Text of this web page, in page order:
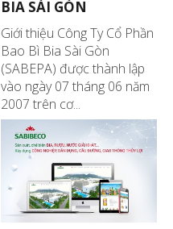
BIA SÀI GÒN
Giới thiệu Công Ty Cổ Phần
Bao Bì Bia Sài Gòn
(SABEPA) được thành lập
vào ngày 07 tháng 06 năm
2007 trên cơ...